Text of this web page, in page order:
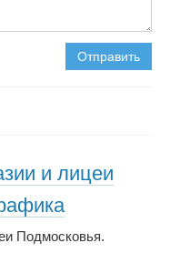
Отправить
и лицеи
Подмосковья.